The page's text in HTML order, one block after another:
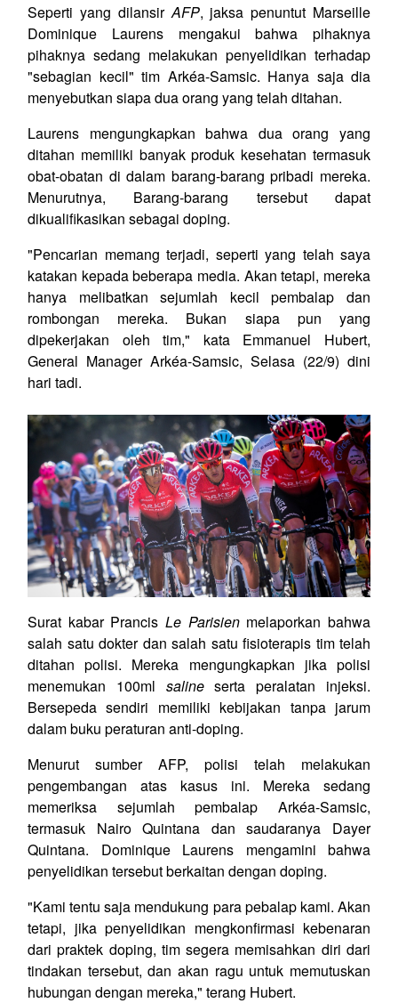
Seperti yang dilansirAFP, jaksa penuntut Marseille
Dominique Laurens mengakui bahwa pihaknya
pihaknya sedang melakukan penyelidikan terhadap
"sebagian kecil" tim Arkéa-Samsic. Hanya saja dia
menyebutkan siapa dua orang yang telah ditahan.
Laurens mengungkapkan bahwa dua orang yang
ditahan memiliki banyak produk kesehatan termasuk
obat-obatan di dalam barang-barang pribadi mereka.
Menurutnya, Barang-barang tersebut dapat
dikualifikasikan sebagai doping.
"Pencarian memang terjadi, seperti yang telah saya
katakan kepada beberapa media. Akan tetapi, mereka
hanya melibatkan sejumlah kecil pembalap dan
rombongan mereka. Bukan siapa pun yang
dipekerjakan oleh tim," kata Emmanuel Hubert,
General Manager Arkéa-Samsic, Selasa (22/9) dini
hari tadi.
Surat kabar Prancis Le Parisienmelaporkan bahwa
salah satu dokter dan salah satu fisioterapis tim telah
ditahan polisi. Mereka mengungkapkan jika polisi
menemukan 100ml salineserta peralatan injeksi.
Bersepeda sendiri memiliki kebijakan tanpa jarum
dalam buku peraturan anti-doping.
Menurut sumber AFP, polisi telah melakukan
pengembangan atas kasus ini. Mereka sedang
memeriksa sejumlah pembalap Arkéa-Samsic,
termasuk Nairo Quintana dan saudaranya Dayer
Quintana. Dominique Laurens mengamini bahwa
penyelidikan tersebut berkaitan dengan doping.
"Kami tentu saja mendukung para pebalap kami. Akan
tetapi, jika penyelidikan mengkonfirmasi kebenaran
dari praktek doping, tim segera memisahkan diri dari
tindakan tersebut, dan akan ragu untuk memutuskan
hubungan dengan mereka," terang Hubert.